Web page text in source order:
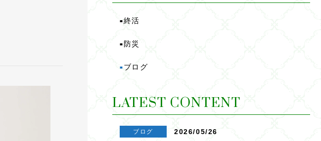
■終活
■ 防災
■ ブログ
LATEST CONTENT
ブログ 2026/05/26